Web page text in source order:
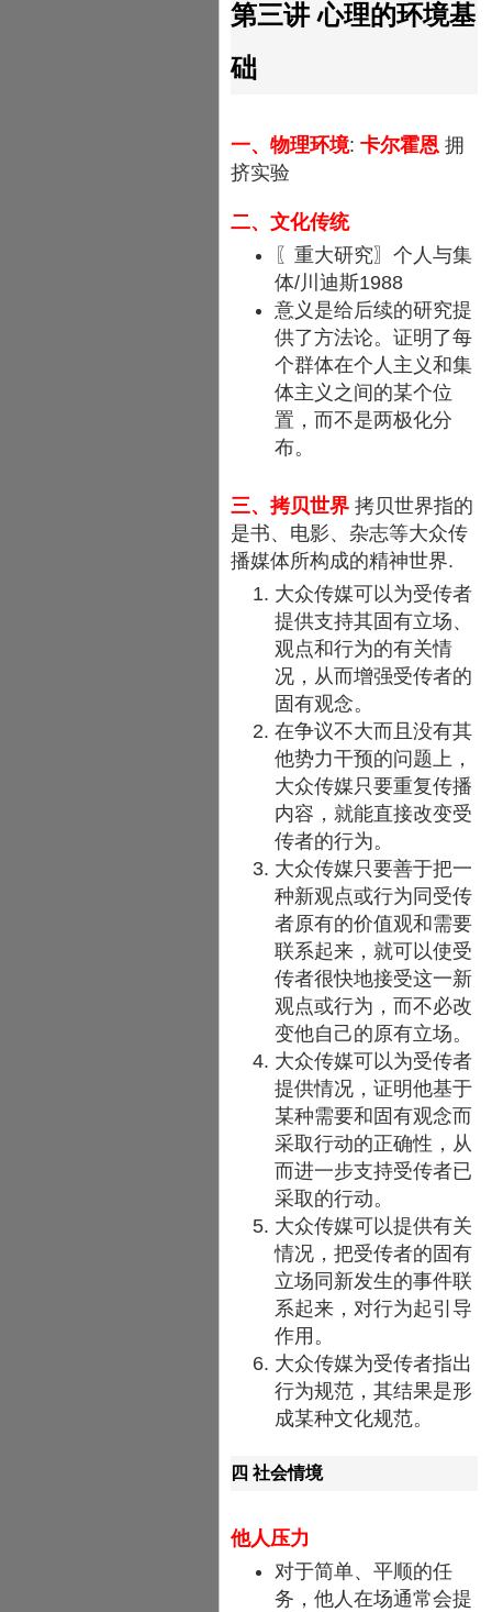
第三讲 心理的环境基
础
一、物理环境: 卡尔霍恩 拥
挤实验
二、文化传统
〖重大研究〗个人与集
体/川迪斯1988
意义是给后续的研究提
供了方法论。证明了每
个群体在个人主义和集
体主义之间的某个位
置，而不是两极化分
布。
三、拷贝世界 拷贝世界指的
是书、电影、杂志等大众传
播媒体所构成的精神世界.
大众传媒可以为受传者
提供支持其固有立场、
观点和行为的有关情
况，从而增强受传者的
固有观念。
在争议不大而且没有其
他势力干预的问题上，
大众传媒只要重复传播
内容，就能直接改变受
传者的行为。
大众传媒只要善于把一
种新观点或行为同受传
者原有的价值观和需要
联系起来，就可以使受
传者很快地接受这一新
观点或行为，而不必改
变他自己的原有立场。
大众传媒可以为受传者
提供情况，证明他基于
某种需要和固有观念而
采取行动的正确性，从
而进一步支持受传者已
采取的行动。
大众传媒可以提供有关
情况，把受传者的固有
立场同新发生的事件联
系起来，对行为起引导
作用。
大众传媒为受传者指出
行为规范，其结果是形
成某种文化规范。
四 社会情境
他人压力
对于简单、平顺的任
务，他人在场通常会提